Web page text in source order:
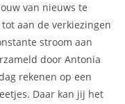
van nieuws te
aan de verkiezingen
stroom aan
door Antonia
rekenen op een
Daar kan jij het